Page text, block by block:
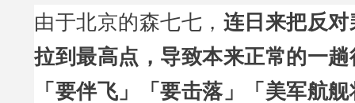
由于北京的森七七， 连日来把反
拉到最高点，导致本来正常的一
「要伴飞」「要击落」「美军航